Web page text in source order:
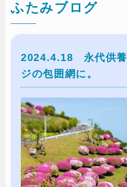
ふたみブログ
2024.4.18
永代供
ジの包囲網に。